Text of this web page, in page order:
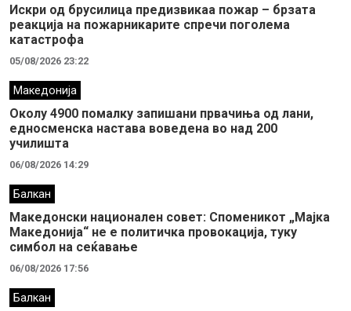
Искри од брусилица предизвикаа пожар – брзата
реакција на пожарникарите спречи поголема
катастрофа
05/08/2026 23:22
Македонија
Околу 4900 помалку запишани првачиња од лани,
едносменска настава воведена во над 200
училишта
06/08/2026 14:29
Балкан
Македонски национален совет: Споменикот „Мајка
Македонија“ не е политичка провокација, туку
симбол на сеќавање
06/08/2026 17:56
Балкан